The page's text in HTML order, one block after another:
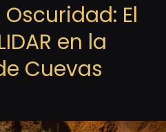
El
en la
Cuevas